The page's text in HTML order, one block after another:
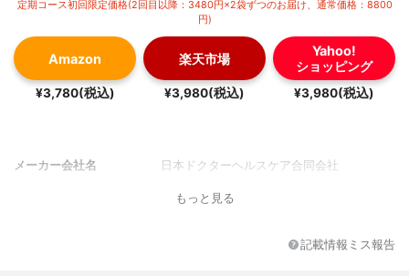
定期コース初回限定価格(2回目以降：3480円×2袋ずつのお届け、通常価格：8800
円)
Amazon
¥3,780(税込)
楽天市場
¥3,980(税込)
Yahoo!
ショッピング
¥3,980(税込)
メーカー会社名 日本ドクターヘルスケア合同会社
もっと見る
記載情報ミス報告